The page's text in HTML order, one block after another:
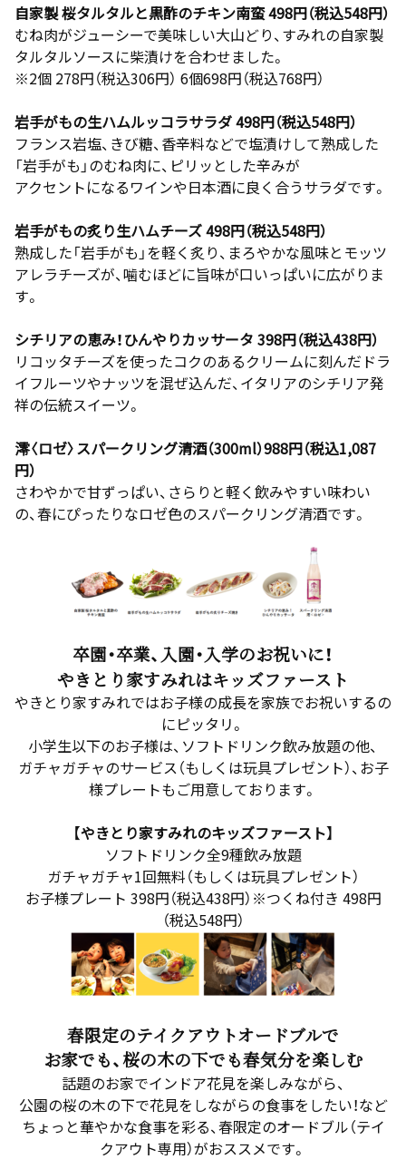
自家製 桜タルタルと黒酢のチキン南蛮 498円（税込548円）
むね肉がジューシーで美味しい大山どり、すみれの自家製
タルタルソースに柴漬けを合わせました。
※2個 278円（税込306円） 6個698円（税込768円）
岩手がもの生ハムルッコラサラダ 498円（税込548円）
フランス岩塩、きび糖、香辛料などで塩漬けして熟成した
「岩手がも」のむね肉に、ピリッとした辛みが
アクセントになるワインや日本酒に良く合うサラダです。
岩手がもの炙り生ハムチーズ 498円（税込548円）
熟成した「岩手がも」を軽く炙り、まろやかな風味とモッツ
アレラチーズが、噛むほどに旨味が口いっぱいに広がりま
す。
シチリアの恵み！ひんやりカッサータ 398円（税込438円）
リコッタチーズを使ったコクのあるクリームに刻んだドラ
イフルーツやナッツを混ぜ込んだ、イタリアのシチリア発
祥の伝統スイーツ。
澪〈ロゼ〉スパークリング清酒（300ml）988円（税込1,087
円）
さわやかで甘ずっぱい、さらりと軽く飲みやすい味わい
の、春にぴったりなロゼ色のスパークリング清酒です。
卒園・卒業、入園・入学のお祝いに！
やきとり家すみれはキッズファースト
やきとり家すみれではお子様の成長を家族でお祝いするの
にピッタリ。
小学生以下のお子様は、ソフトドリンク飲み放題の他、
ガチャガチャのサービス（もしくは玩具プレゼント）、お子
様プレートもご用意しております。
【やきとり家すみれのキッズファースト】
ソフトドリンク全9種飲み放題
ガチャガチャ1回無料（もしくは玩具プレゼント）
お子様プレート 398円（税込438円）※つくね付き 498円
（税込548円）
春限定のテイクアウトオードブルで
お家でも、桜の木の下でも春気分を楽しむ
話題のお家でインドア花見を楽しみながら、
公園の桜の木の下で花見をしながらの食事をしたい！など
ちょっと華やかな食事を彩る、春限定のオードブル（テイ
クアウト専用）がおススメです。